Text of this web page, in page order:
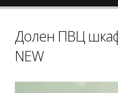
Долен ПВЦ
NEW